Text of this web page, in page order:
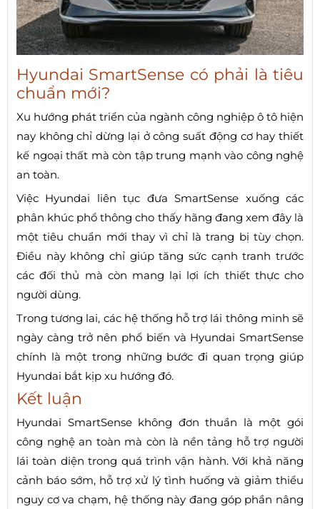
Hyundai SmartSense có phải là tiêu
chuẩn mới?
Xu hướng phát triển của ngành công nghiệp ô tô hiện
nay không chỉ dừng lại ở công suất động cơ hay thiết
kế ngoại thất mà còn tập trung mạnh vào công nghệ
an toàn.
Việc Hyundai liên tục đưa SmartSense xuống các
phân khúc phổ thông cho thấy hãng đang xem đây là
một tiêu chuẩn mới thay vì chỉ là trang bị tùy chọn.
Điều này không chỉ giúp tăng sức cạnh tranh trước
các đối thủ mà còn mang lại lợi ích thiết thực cho
người dùng.
Trong tương lai, các hệ thống hỗ trợ lái thông minh sẽ
ngày càng trở nên phổ biến và Hyundai SmartSense
chính là một trong những bước đi quan trọng giúp
Hyundai bắt kịp xu hướng đó.
Kết luận
Hyundai SmartSense không đơn thuần là một gói
công nghệ an toàn mà còn là nền tảng hỗ trợ người
lái toàn diện trong quá trình vận hành. Với khả năng
cảnh báo sớm, hỗ trợ xử lý tình huống và giảm thiểu
nguy cơ va chạm, hệ thống này đang góp phần nâng